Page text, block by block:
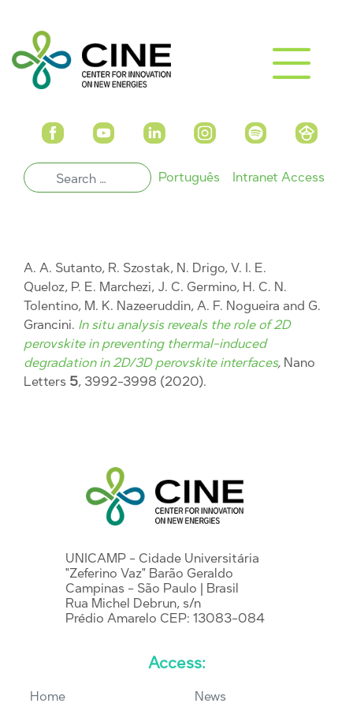
Português Intranet Access
A. A. Sutanto, R. Szostak, N. Drigo, V. I. E.
Queloz, P. E. Marchezi, J. C. Germino, H. C. N.
Tolentino, M. K. Nazeeruddin, A. F. Nogueira and G.
Grancini. In situ analysis reveals the role of 2D
perovskite in preventing thermal-induced
degradation in 2D/3D perovskite interfaces, Nano
Letters 5, 3992-3998 (2020).
UNICAMP - Cidade Universitária
"Zeferino Vaz" Barão Geraldo
Campinas - São Paulo | Brasil
Rua Michel Debrun, s/n
Prédio Amarelo CEP: 13083-084
Access:
Home News